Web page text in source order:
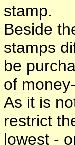
stamp.
Beside
stamps
be
of
As it is
restrict
lowest -